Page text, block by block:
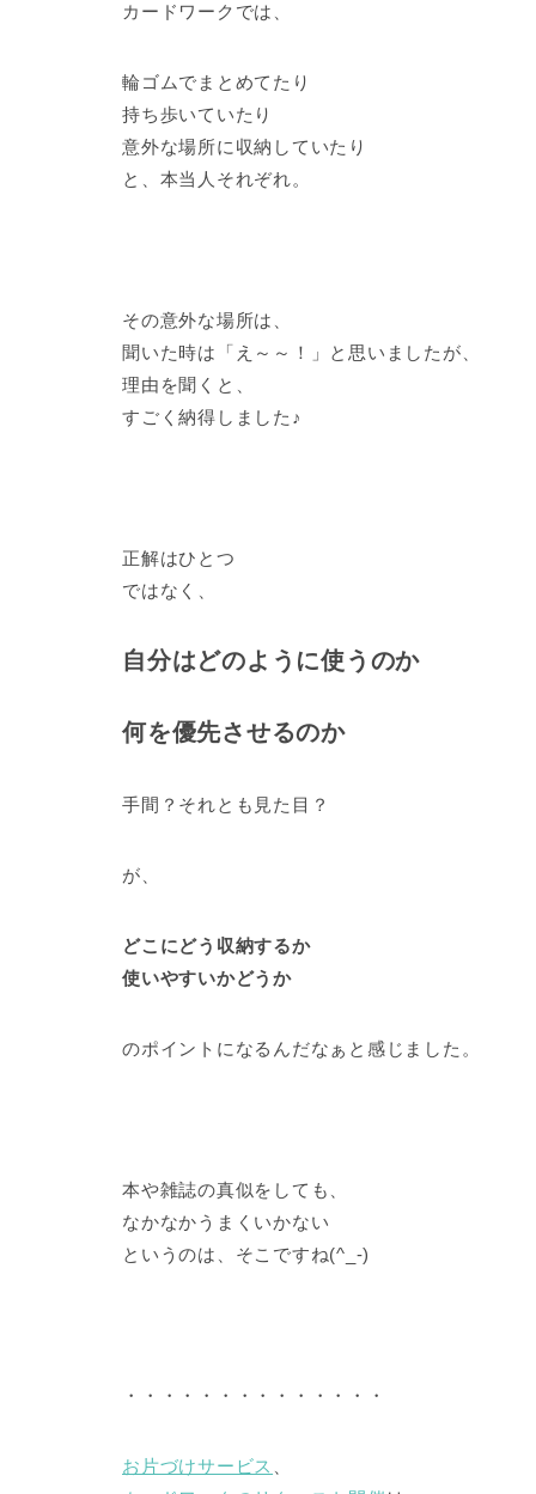
カードワークでは、
輪ゴムでまとめてたり
持ち歩いていたり
意外な場所に収納していたり
と、本当人それぞれ。
その意外な場所は、
聞いた時は「え～～！」と思いましたが、
理由を聞くと、
すごく納得しました♪
正解はひとつ
ではなく、
自分はどのように使うのか
何を優先させるのか
手間？それとも見た目？
が、
どこにどう収納するか
使いやすいかどうか
のポイントになるんだなぁと感じました。
本や雑誌の真似をしても、
なかなかうまくいかない
というのは、そこですね(^_-)
・・・・・・・・・・・・・・
お片づけサービス